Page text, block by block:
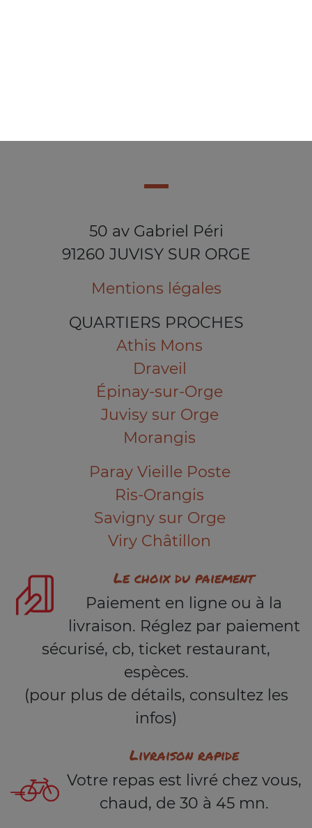
50 av Gabriel Péri
91260 JUVISY SUR ORGE
Mentions légales
QUARTIERS PROCHES
Athis Mons
Draveil
Épinay-sur-Orge
Juvisy sur Orge
Morangis
Paray Vieille Poste
Ris-Orangis
Savigny sur Orge
Viry Châtillon
Le choix du paiement
Paiement en ligne ou à la
livraison. Réglez par paiement
sécurisé, cb, ticket restaurant,
espèces.
(pour plus de détails, consultez les
infos)
Livraison rapide
Votre repas est livré chez vous,
chaud, de 30 à 45 mn.